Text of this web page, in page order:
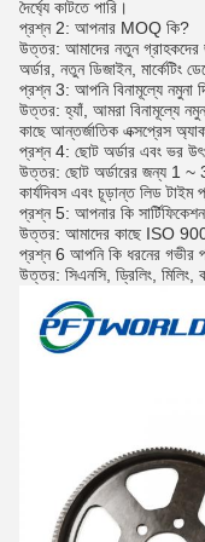
দৈর্ঘ্যে কাটতে পারি।
প্রশ্ন 2: আপনার MOQ কি?
উত্তর: আমাদের নতুন
অর্ডার, নতুন ডিজাইন, মার্কেটিং
প্রশ্ন 3: আপনি বিনামূল্যে নমুনা
উত্তর: হ্যাঁ, আমরা বিনামূল্যে
কাছে আন্তর্জাতিক এক্সপ্রেস
প্রশ্ন 4: ছোট অর্ডার এবং ভর
উত্তর: ছোট অর্ডারের জন্য 1 ~ 3
কার্যদিবস এবং চূড়ান্ত লিড টাইম
প্রশ্ন 5: আপনার কি
উত্তর: আমাদের কাছে ISO
প্রশ্ন 6 আপনি কি ধরনের গভীর
উত্তর: সিএনসি, ড্রিলিং, মিলিং,